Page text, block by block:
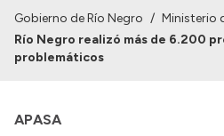
Institucional
Autoridades
Gobierno de Río Negro / Ministerio
Río Negro realizó más de 6.200
problemáticos
APASA